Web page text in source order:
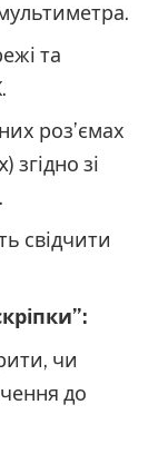
та
роз’ємах
згідно зі
свідчити
чи
до